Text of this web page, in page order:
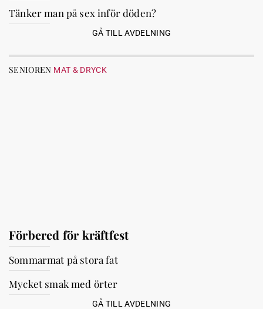
Tänker man på sex inför döden?
GÅ TILL AVDELNING
SENIOREN MAT & DRYCK
Förbered för kräftfest
Sommarmat på stora fat
Mycket smak med örter
GÅ TILL AVDELNING